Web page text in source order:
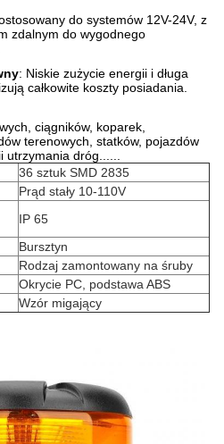
do systemów 12V-24V, z
zdalnym do wygodnego
: Niskie zużycie energii i długa
całkowite koszty posiadania.
ciągników, koparek,
terenowych, statków, pojazdów
dróg......
36 sztuk SMD 2835
Prąd stały 10-110V
IP 65
Bursztyn
Rodzaj zamontowany na śruby
Okrycie PC, podstawa ABS
Wzór migający